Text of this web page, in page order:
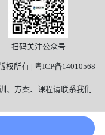
扫码关注公众号
权所有 | 粤ICP备14010568
、方案、课程请联系我们